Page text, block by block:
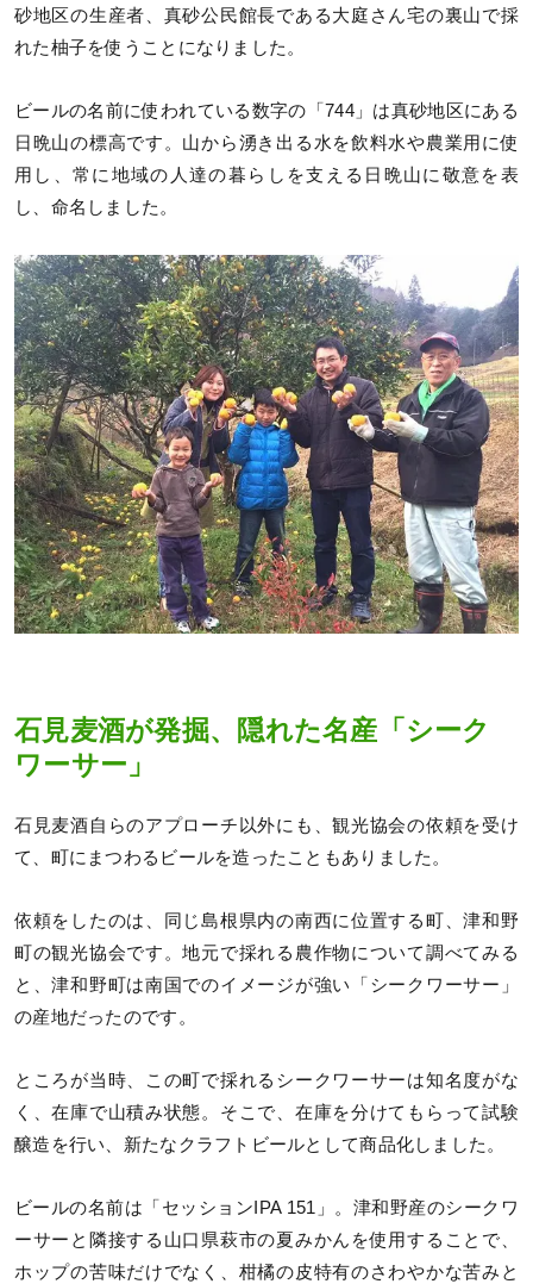
砂地区の生産者、真砂公民館長である大庭さん宅の裏山で採
れた柚子を使うことになりました。
ビールの名前に使われている数字の「744」は真砂地区にある
日晩山の標高です。山から湧き出る水を飲料水や農業用に使
用し、常に地域の人達の暮らしを支える日晩山に敬意を表
し、命名しました。
石見麦酒が発掘、隠れた名産「シーク
ワーサー」
石見麦酒自らのアプローチ以外にも、観光協会の依頼を受け
て、町にまつわるビールを造ったこともありました。
依頼をしたのは、同じ島根県内の南西に位置する町、津和野
町の観光協会です。地元で採れる農作物について調べてみる
と、津和野町は南国でのイメージが強い「シークワーサー」
の産地だったのです。
ところが当時、この町で採れるシークワーサーは知名度がな
く、在庫で山積み状態。そこで、在庫を分けてもらって試験
醸造を行い、新たなクラフトビールとして商品化しました。
ビールの名前は「セッションIPA 151」。津和野産のシークワ
ーサーと隣接する山口県萩市の夏みかんを使用することで、
ホップの苦味だけでなく、柑橘の皮特有のさわやかな苦みと